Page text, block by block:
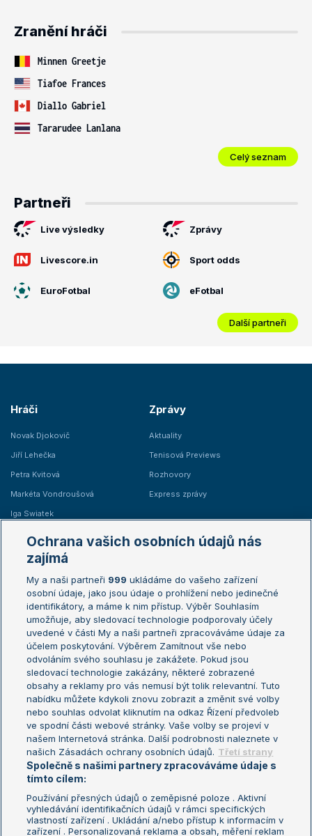
Zranění hráči
Minnen Greetje
Tiafoe Frances
Diallo Gabriel
Tararudee Lanlana
Celý seznam
Partneři
Live výsledky Zprávy
Livescore.in Sport odds
EuroFotbal eFotbal
Další partneři
Hráči
Novak Djokovič
Jiří Lehečka
Petra Kvitová
Markéta Vondroušová
Iga Swiatek
Zprávy
Aktuality
Tenisová Previews
Rozhovory
Express zprávy
Žebříčky
Žebříček ATP (muži)
Žebříček WTA (ženy)
Sázkařský žebříček
Australian Open
French Open
Wimbledon
US Open
Turnaj mistrů
Turnaj mistryň
Aktualní trendy
Fotbalové přestupy
Livesport Daily
LS Prague Open
Podmínky užití
Nastavení soukromí
Ochrana vašich osobních údajů nás
zajímá
My a naši partneři 999 ukládáme do vašeho zařízení
osobní údaje, jako jsou údaje o prohlížení nebo jedinečné
identifikátory, a máme k nim přístup. Výběr Souhlasím
umožňuje, aby sledovací technologie podporovaly účely
uvedené v části My a naši partneři zpracováváme údaje za
účelem poskytování. Výběrem Zamítnout vše nebo
odvoláním svého souhlasu je zakážete. Pokud jsou
sledovací technologie zakázány, některé zobrazené
obsahy a reklamy pro vás nemusí být tolik relevantní. Tuto
nabídku můžete kdykoli znovu zobrazit a změnit své volby
nebo souhlas odvolat kliknutím na odkaz Řízení předvoleb
ve spodní části webové stránky. Vaše volby se projeví v
našem Internetová stránka. Další podrobnosti naleznete v
našich Zásadách ochrany osobních údajů. Třetí strany
Společně s našimi partnery zpracováváme údaje s
tímto cílem:
Používání přesných údajů o zeměpisné poloze . Aktivní
vyhledávání identifikačních údajů v rámci specifických
vlastností zařízení . Ukládání a/nebo přístup k informacím v
zařízení . Personalizovaná reklama a obsah, měření reklam